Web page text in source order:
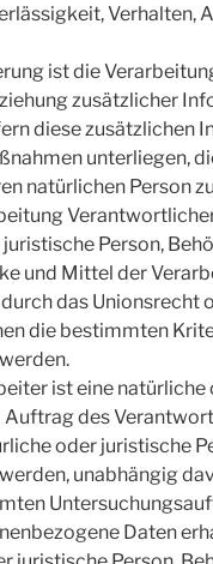
ist die
zusätzlicher
diese
unterliegen,
natürlichen Person
Person,
und Mittel der
das
die bestimmten
ist eine natürliche
Auftrag des
oder juristische
unabhängig
Daten